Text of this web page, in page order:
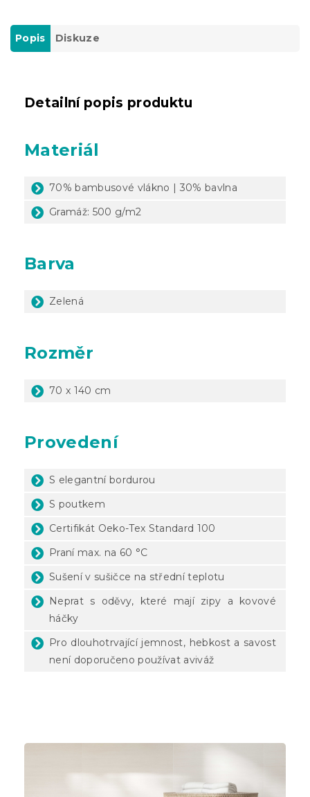
Popis Diskuze
Detailní popis produktu
Materiál
70% bambusové vlákno | 30% bavlna
Gramáž: 500 g/m2
Barva
Zelená
Rozměr
70 x 140 cm
Provedení
S elegantní bordurou
S poutkem
Certifikát Oeko-Tex Standard 100
Praní max. na 60 °C
Sušení v sušičce na střední teplotu
Neprat s oděvy, které mají zipy a kovové
háčky
Pro dlouhotrvající jemnost, hebkost a savost
není doporučeno používat aviváž